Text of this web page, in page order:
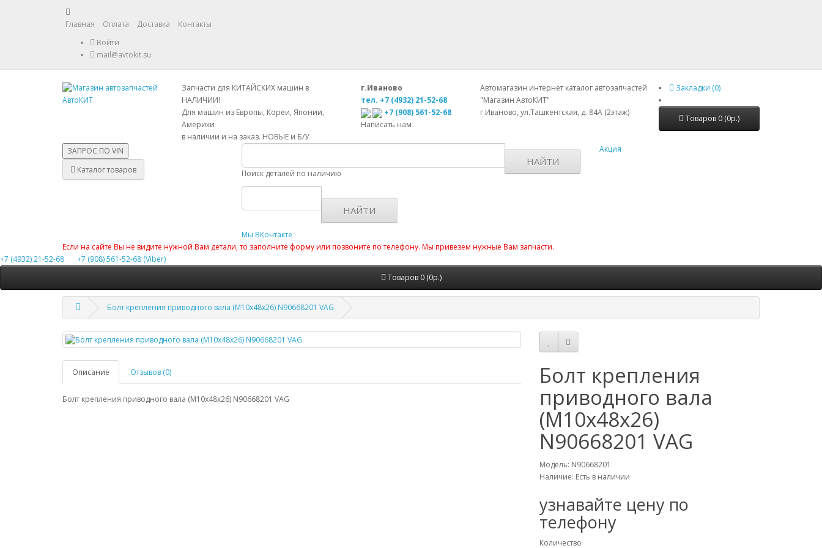
Главная Оплата Доставка
Контакты
Войти
mail@avtokit.su
Запчасти для КИТАЙСКИХ машин в
НАЛИЧИИ!
Для машин из Европы, Кореи, Японии,
Америки
в наличии и на заказ. НОВЫЕ и Б/У
г.Иваново
тел. +7 (4932) 21-52-68
+7 (908) 561-52-68
Написать нам
Автомагазин интернет каталог автозапчастей
"Магазин АвтоКИТ"
г.Иваново, ул.Ташкентская, д. 84А (2этаж)
Закладки (0)
Товаров 0 (0р.)
ЗАПРОС ПО VIN
Каталог товаров
Поиск деталей по наличию
НАЙТИ
НАЙТИ
Мы ВКонтакте
Акция
Если на сайте Вы не видите нужной Вам детали, то заполните форму или позвоните по телефону. Мы привезем нужные Вам запчасти.
+7 (4932) 21-52-68
+7 (908) 561-52-68 (Viber)
Товаров 0 (0р.)
Болт крепления приводного вала (М10х48х26) N90668201 VAG
Описание Отзывов (0)
Болт крепления приводного вала (М10х48х26) N90668201 VAG
Болт крепления
приводного вала
(М10х48х26)
N90668201 VAG
Модель: N90668201
Наличие: Есть в наличии
узнавайте цену по
телефону
Количество